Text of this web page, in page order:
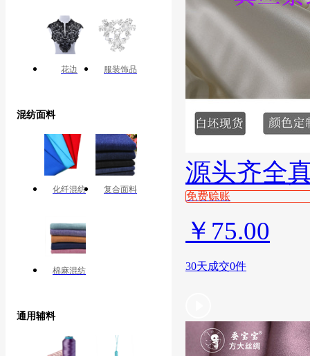
花边 服装饰品
混纺面料
化纤混纺 复合面料
棉麻混纺
通用辅料
源头齐全
免费赊账
￥ 75.00
30天成交0件